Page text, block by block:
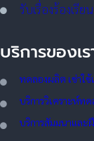
รับเรื่องร้องเรียน
บริการของเร
ทดลองผลิต เช่าใช้
บริการวิเคราะห์ท
บริการสัมมนาและ